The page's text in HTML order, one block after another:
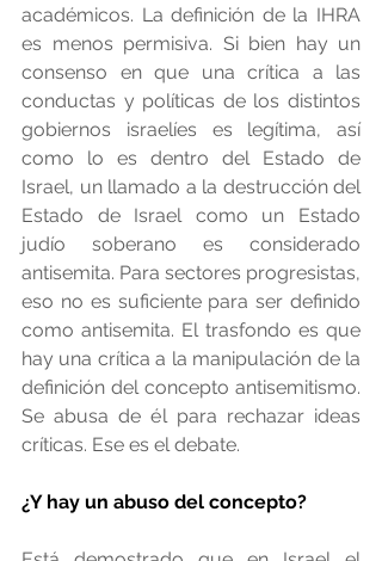
académicos. La definición de la IHRA
es menos permisiva. Si bien hay un
consenso en que una crítica a las
conductas y políticas de los distintos
gobiernos israelíes es legítima, así
como lo es dentro del Estado de
Israel, un llamado a la destrucción del
Estado de Israel como un Estado
judío soberano es considerado
antisemita. Para sectores progresistas,
eso no es suficiente para ser definido
como antisemita. El trasfondo es que
hay una crítica a la manipulación de la
definición del concepto antisemitismo.
Se abusa de él para rechazar ideas
críticas. Ese es el debate.
¿Y hay un abuso del concepto?